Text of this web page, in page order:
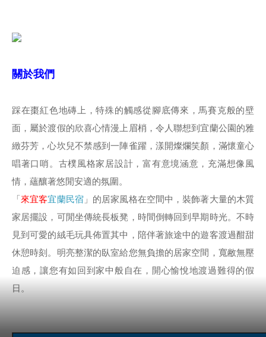
關於我們
踩在棗紅色地磚上，特殊的觸感從腳底傳來，馬賽克般的壁
面，屬於渡假的欣喜心情漫上眉梢，令人聯想到宜蘭公園的雅
緻芬芳，心坎兒不禁感到一陣雀躍，漾開燦爛笑顏，滿懷童心
唱著口哨。古樸風格家居設計，富有意境涵意，充滿想像風
情，蘊釀著悠閒安適的氛圍。
「來宜客宜蘭民宿 」的居家風格在空間中，裝飾著大量的木質
家居擺設，可閒坐傳統長板凳，時間倒轉回到早期時光。不時
見到可愛的絨毛玩具佈置其中，陪伴著旅途中的遊客渡過酣甜
休憩時刻。明亮整潔的臥室給您無負擔的居家空間，寬敝無壓
迫感，讓您有如回到家中般自在，開心愉悅地渡過難得的假
日。